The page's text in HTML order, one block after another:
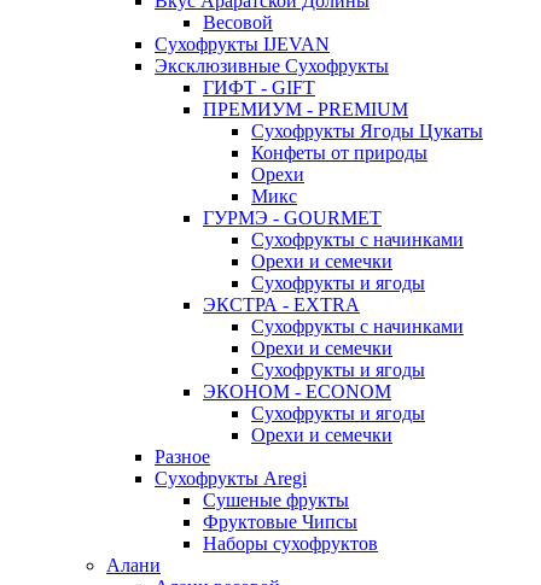
Весовой
Сухофрукты IJEVAN
Эксклюзивные Сухофрукты
ГИФТ - GIFT
ПРЕМИУМ - PREMIUM
Сухофрукты Ягоды Цукаты
Конфеты от природы
Орехи
Микс
ГУРМЭ - GOURMET
Сухофрукты с начинками
Орехи и семечки
Сухофрукты и ягоды
ЭКСТРА - EXTRA
Сухофрукты с начинками
Орехи и семечки
Сухофрукты и ягоды
ЭКОНОМ - ECONOM
Сухофрукты и ягоды
Орехи и семечки
Разное
Сухофрукты Aregi
Сушеные фрукты
Фруктовые Чипсы
Наборы сухофруктов
Алани